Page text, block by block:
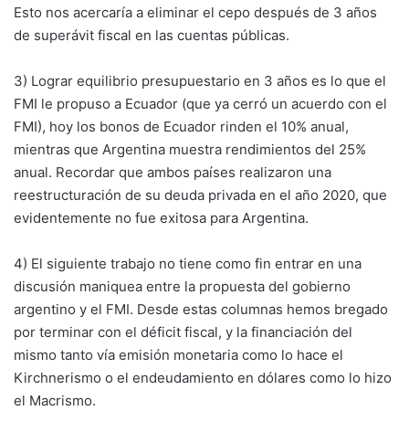
Esto nos acercaría a eliminar el cepo después de 3 años
de superávit fiscal en las cuentas públicas.
3) Lograr equilibrio presupuestario en 3 años es lo que el
FMI le propuso a Ecuador (que ya cerró un acuerdo con el
FMI), hoy los bonos de Ecuador rinden el 10% anual,
mientras que Argentina muestra rendimientos del 25%
anual. Recordar que ambos países realizaron una
reestructuración de su deuda privada en el año 2020, que
evidentemente no fue exitosa para Argentina.
4) El siguiente trabajo no tiene como fin entrar en una
discusión maniquea entre la propuesta del gobierno
argentino y el FMI. Desde estas columnas hemos bregado
por terminar con el déficit fiscal, y la financiación del
mismo tanto vía emisión monetaria como lo hace el
Kirchnerismo o el endeudamiento en dólares como lo hizo
el Macrismo.